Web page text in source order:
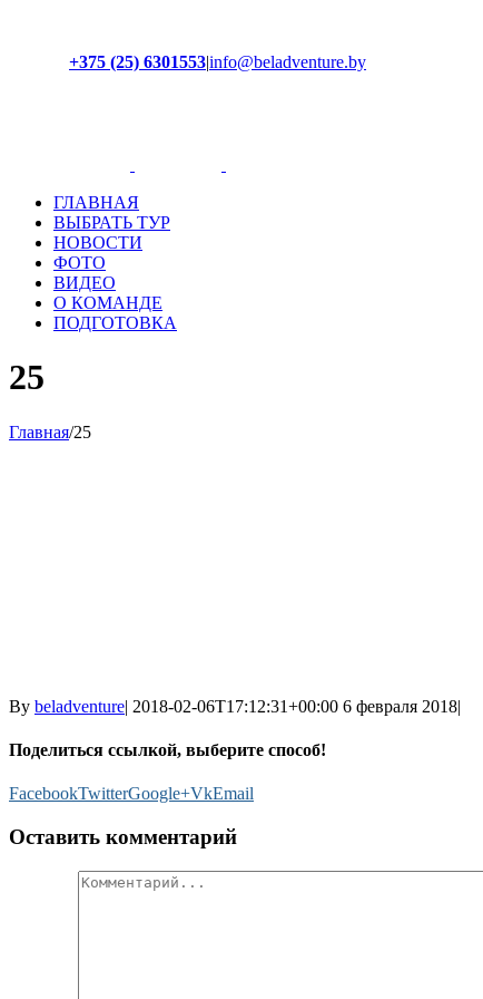
+375 (25) 6301553|info@beladventure.by
ГЛАВНАЯ
ВЫБРАТЬ ТУР
НОВОСТИ
ФОТО
ВИДЕО
О КОМАНДЕ
ПОДГОТОВКА
25
Главная/25
By beladventure| 2018-02-06T17:12:31+00:00 6 февраля 2018|
Поделиться ссылкой, выберите способ!
FacebookTwitterGoogle+VkEmail
Оставить комментарий